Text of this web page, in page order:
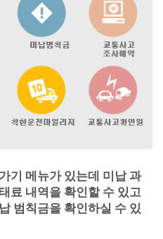
기 메뉴가 있는데 미납 과
료 내역을 확인할 수 있고
범칙금을 확인하실 수 있